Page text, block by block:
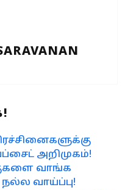
அறிமுகம்!
வாங்க
வாய்ப்பு!